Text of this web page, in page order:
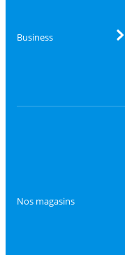
Business
Nos magasins